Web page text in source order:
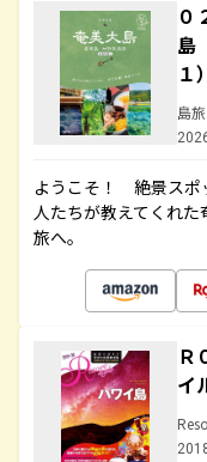
島
１
島旅
ようこそ！ 絶景スポ
人たちが教えてくれ
旅へ。
Ｒ
イ